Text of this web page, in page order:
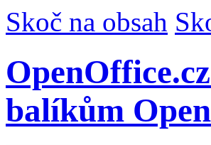
Skoč na obsah
balíkům